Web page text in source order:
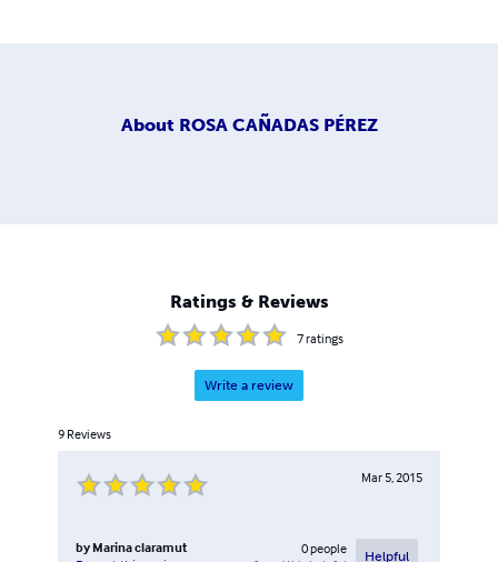
About ROSA CAÑADAS PÉREZ
Ratings & Reviews
7ratings
Write a review
9 Reviews
Mar 5, 2015
by Marina claramut 0people
Helpful